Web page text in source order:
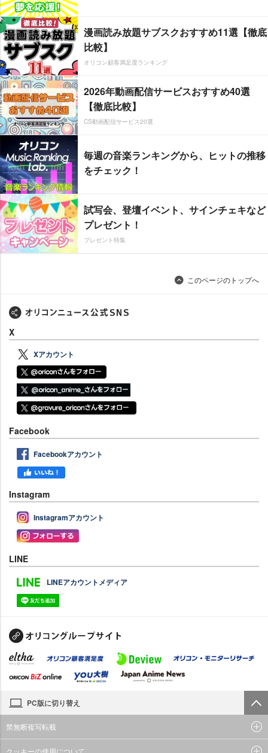
漫画読み放題サブスクおすすめ11選【徹底
比較】
オリコン顧客満足度ランキング
2026年動画配信サービスおすすめ40選
【徹底比較】
CS動画配信サービス20選
毎週の音楽ランキングから、ヒットの推移
をチェック！
試写会、登壇イベント、サインチェキなど
プレゼント！
プレゼント特集
このページのトップへ
X
Xアカウント
Facebook
Facebookアカウント
Instagram
Instagramアカウント
LINE
LINEアカウントメディア
PC版に切り替え
禁無断複写転載
クッキーの使用について